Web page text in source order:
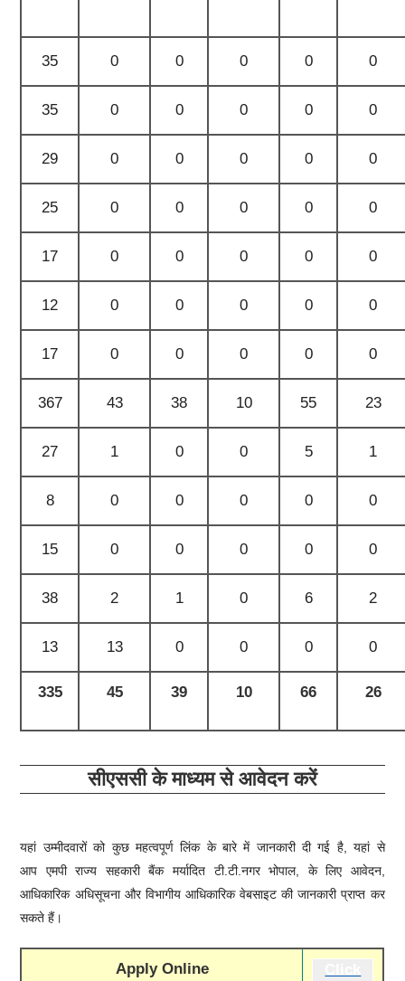
35 0 0 0 0 0
35 0 0 0 0 0
29 0 0 0 0 0
25 0 0 0 0 0
17 0 0 0 0 0
12 0 0 0 0 0
17 0 0 0 0 0
367 43 38 10 55 23
27 1 0 0 5 1
8 0 0 0 0 0
15 0 0 0 0 0
38 2 1 0 6 2
13 13 0 0 0 0
335 45 39 10 66 26
सीएससी के माध्यम से आवेदन करें
यहां उम्मीदवारों को कुछ महत्वपूर्ण लिंक के बारे में जानकारी दी गई है, यहां से
आप एमपी राज्य सहकारी बैंक मर्यादित टी.टी.नगर भोपाल, के लिए आवेदन,
आधिकारिक अधिसूचना और विभागीय आधिकारिक वेबसाइट की जानकारी प्राप्त कर
सकते हैं।
Apply Online